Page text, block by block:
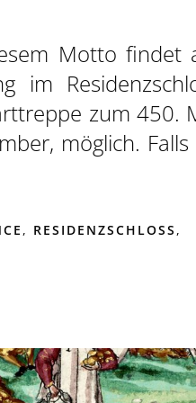
Motto findet
im
zum 450.
möglich.
, RESIDENZSCHLOSS ,